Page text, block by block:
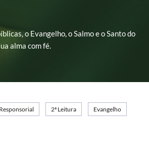
o Evangelho, o Salmo e o Santo do
alma com fé.
2ª Leitura Evangelho